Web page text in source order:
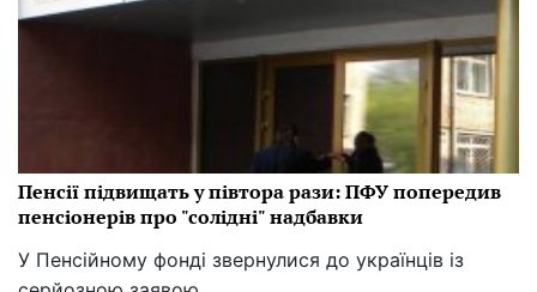
Пенсії підвищать у півтора рази: ПФУ попередив
пенсіонерів про "солідні" надбавки
У Пенсійному фонді звернулися до українців із